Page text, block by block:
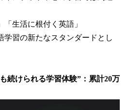
「生活に根付く英語」
学習の新たなスタンダードとし
続けられる学習体験”：累計20万